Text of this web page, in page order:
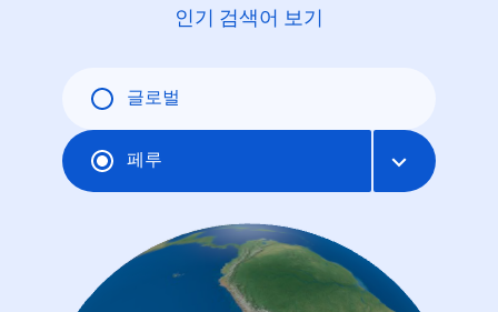
인기 검색어 보기
글로벌
페루